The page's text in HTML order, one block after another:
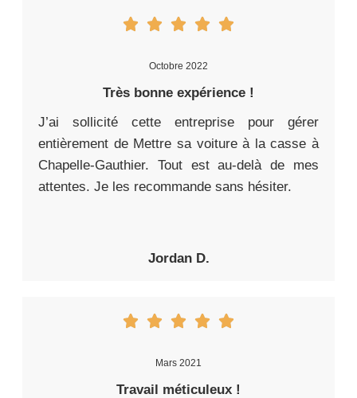
Octobre 2022
Très bonne expérience !
J’ai sollicité cette entreprise pour gérer
entièrement de Mettre sa voiture à la casse à
Chapelle-Gauthier. Tout est au-delà de mes
attentes. Je les recommande sans hésiter.
Jordan D.
Mars 2021
Travail méticuleux !